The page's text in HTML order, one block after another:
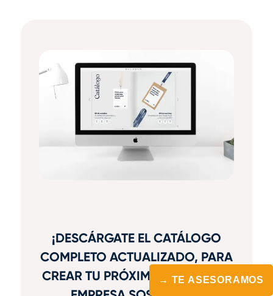
¡DESCÁRGATE EL CATÁLOGO
COMPLETO ACTUALIZADO, PARA
CREAR TU PRÓXIMO REGALO DE
→ TE ASESORAMOS